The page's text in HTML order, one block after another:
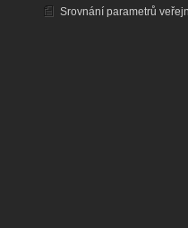
Srovnání parametrů